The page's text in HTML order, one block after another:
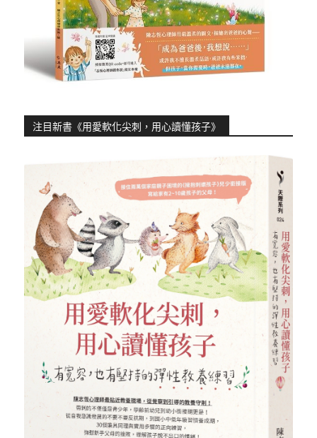
注目新書《用愛軟化尖刺，用心讀懂孩子》